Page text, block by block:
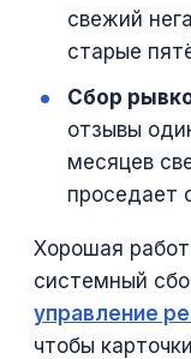
свежий
старые
Сбор
отзывы
месяцев
проседает
Хорошая
системный
управление
чтобы